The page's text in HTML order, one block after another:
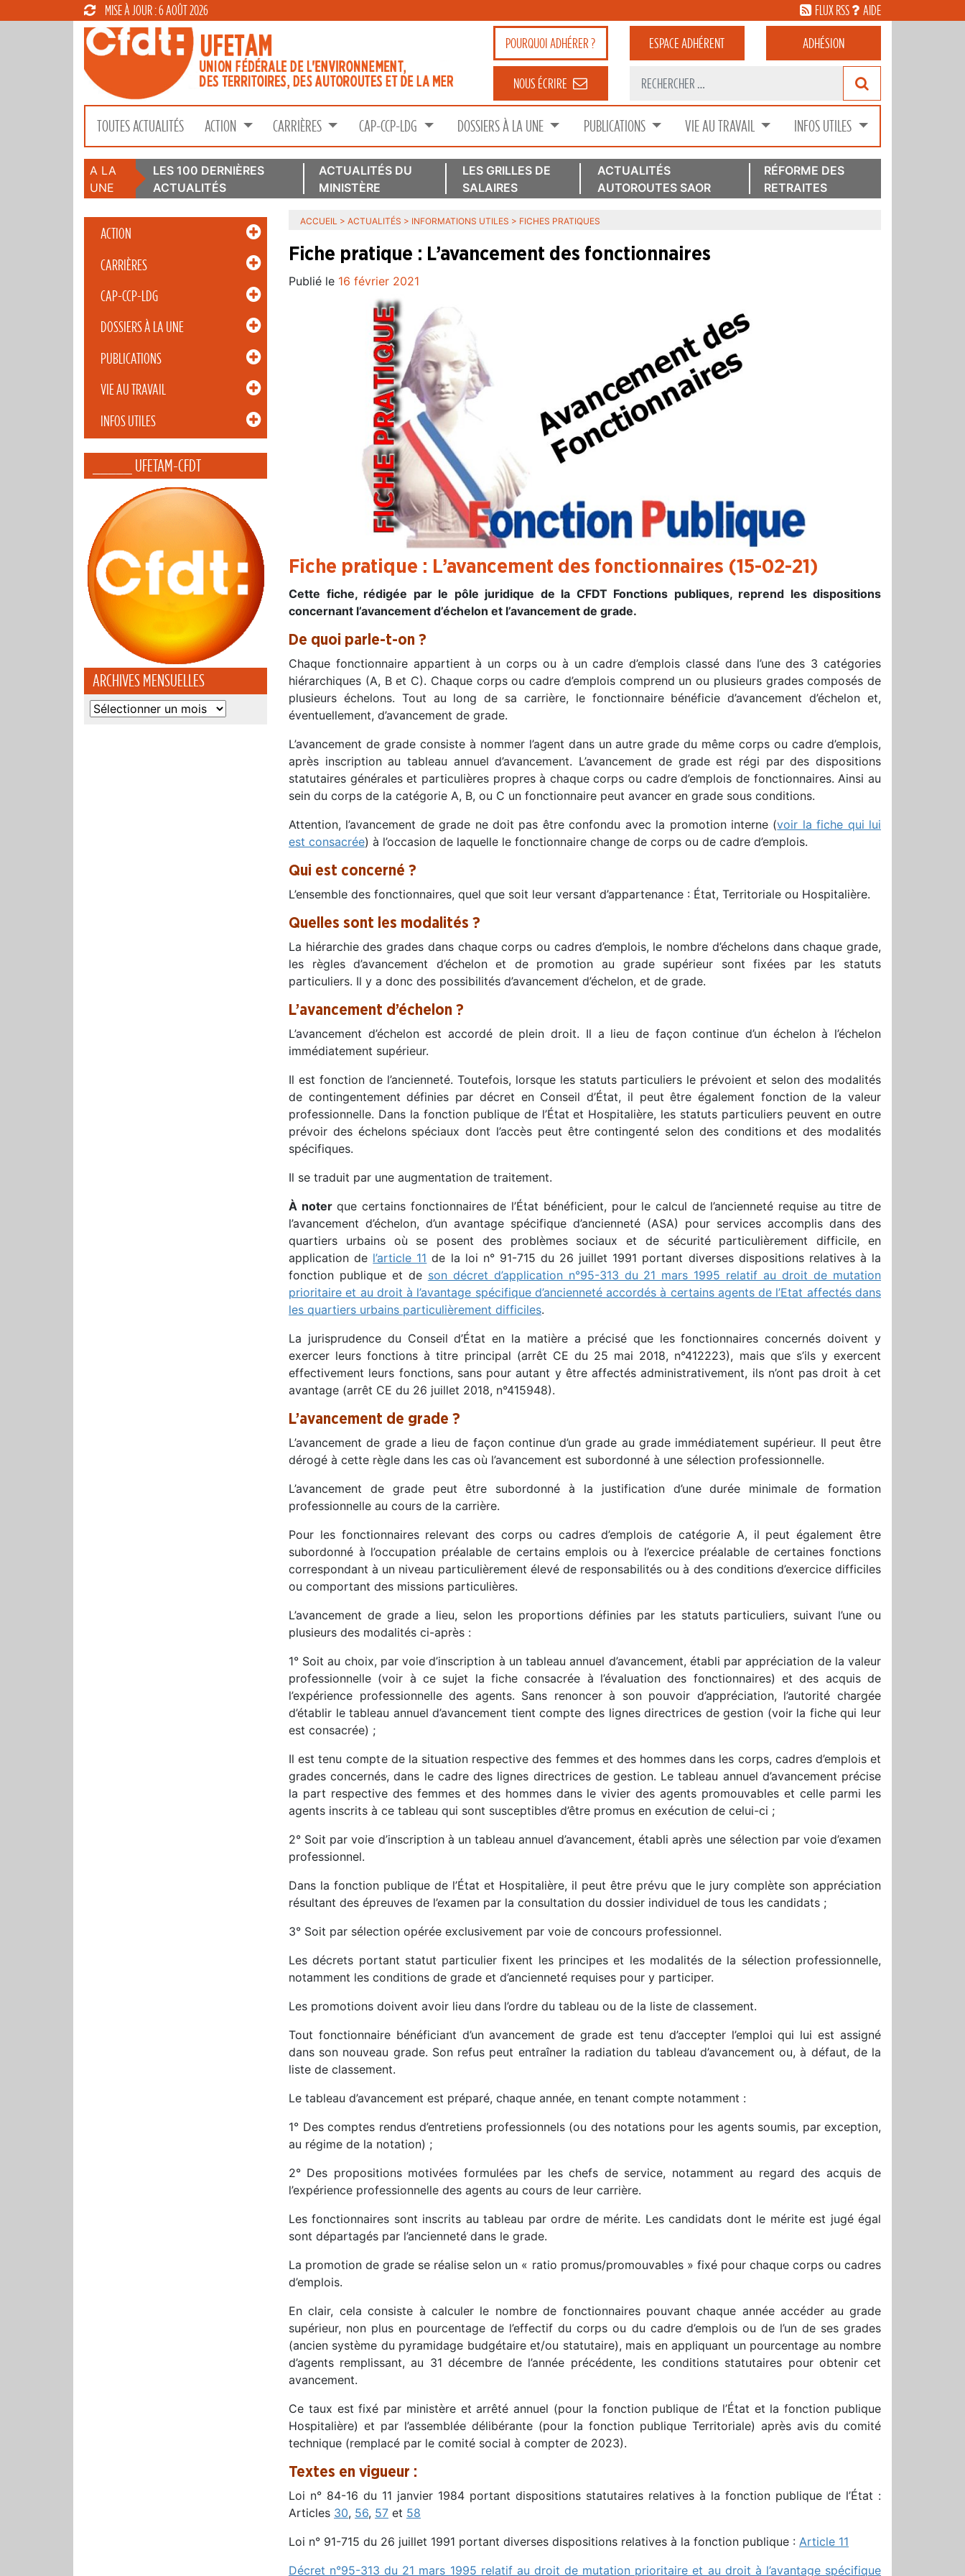
MISE À JOUR : 6 AOÛT 2026 FLUX RSS AIDE
POURQUOIADHÉRER ? ESPACEADHÉRENT ADHÉSION
NOUS ÉCRIRE
TOUTES ACTUALITÉS ACTION CARRIÈRES CAP-CCP-LDG DOSSIERS À LA UNE PUBLICATIONS VIE AU TRAVAIL INFOS UTILES
A LA
UNE
LES 100 DERNIÈRES
ACTUALITÉS
ACTUALITÉS DU
MINISTÈRE
LES GRILLES DE
SALAIRES
ACTUALITÉS
AUTOROUTES SAOR
RÉFORME DES
RETRAITES
ACTION
CARRIÈRES
CAP-CCP-LDG
DOSSIERS À LA UNE
PUBLICATIONS
VIE AU TRAVAIL
INFOS UTILES
_____ UFETAM-CFDT
ARCHIVES MENSUELLES
Archives
ACCUEIL > ACTUALITÉS > INFORMATIONS UTILES > FICHES PRATIQUES
Fiche pratique : L’avancement des fonctionnaires
Publié le 16 février 2021
Fiche pratique : L’avancement des fonctionnaires (15-02-21)
Cette fiche, rédigée par le pôle juridique de la CFDT Fonctions publiques, reprend les dispositions
concernant l’avancement d’échelon et l’avancement de grade.
De quoi parle-t-on ?
Chaque fonctionnaire appartient à un corps ou à un cadre d’emplois classé dans l’une des 3 catégories
hiérarchiques (A, B et C). Chaque corps ou cadre d’emplois comprend un ou plusieurs grades composés de
plusieurs échelons. Tout au long de sa carrière, le fonctionnaire bénéficie d’avancement d’échelon et,
éventuellement, d’avancement de grade.
L’avancement de grade consiste à nommer l’agent dans un autre grade du même corps ou cadre d’emplois,
après inscription au tableau annuel d’avancement. L’avancement de grade est régi par des dispositions
statutaires générales et particulières propres à chaque corps ou cadre d’emplois de fonctionnaires. Ainsi au
sein du corps de la catégorie A, B, ou C un fonctionnaire peut avancer en grade sous conditions.
Attention, l’avancement de grade ne doit pas être confondu avec la promotion interne (voir la fiche qui lui
est consacrée) à l’occasion de laquelle le fonctionnaire change de corps ou de cadre d’emplois.
Qui est concerné ?
L’ensemble des fonctionnaires, quel que soit leur versant d’appartenance : État, Territoriale ou Hospitalière.
Quelles sont les modalités ?
La hiérarchie des grades dans chaque corps ou cadres d’emplois, le nombre d’échelons dans chaque grade,
les règles d’avancement d’échelon et de promotion au grade supérieur sont fixées par les statuts
particuliers. Il y a donc des possibilités d’avancement d’échelon, et de grade.
L’avancement d’échelon ?
L’avancement d’échelon est accordé de plein droit. Il a lieu de façon continue d’un échelon à l’échelon
immédiatement supérieur.
Il est fonction de l’ancienneté. Toutefois, lorsque les statuts particuliers le prévoient et selon des modalités
de contingentement définies par décret en Conseil d’État, il peut être également fonction de la valeur
professionnelle. Dans la fonction publique de l’État et Hospitalière, les statuts particuliers peuvent en outre
prévoir des échelons spéciaux dont l’accès peut être contingenté selon des conditions et des modalités
spécifiques.
Il se traduit par une augmentation de traitement.
À noterque certains fonctionnaires de l’État bénéficient, pour le calcul de l’ancienneté requise au titre de
l’avancement d’échelon, d’un avantage spécifique d’ancienneté (ASA) pour services accomplis dans des
quartiers urbains où se posent des problèmes sociaux et de sécurité particulièrement difficile, en
application de l’article 11 de la loi n° 91-715 du 26 juillet 1991 portant diverses dispositions relatives à la
fonction publique et de son décret d’application n°95-313 du 21 mars 1995 relatif au droit de mutation
prioritaire et au droit à l’avantage spécifique d’ancienneté accordés à certains agents de l’Etat affectés dans
les quartiers urbains particulièrement difficiles.
La jurisprudence du Conseil d’État en la matière a précisé que les fonctionnaires concernés doivent y
exercer leurs fonctions à titre principal (arrêt CE du 25 mai 2018, n°412223), mais que s’ils y exercent
effectivement leurs fonctions, sans pour autant y être affectés administrativement, ils n’ont pas droit à cet
avantage (arrêt CE du 26 juillet 2018, n°415948).
L’avancement de grade ?
L’avancement de grade a lieu de façon continue d’un grade au grade immédiatement supérieur. Il peut être
dérogé à cette règle dans les cas où l’avancement est subordonné à une sélection professionnelle.
L’avancement de grade peut être subordonné à la justification d’une durée minimale de formation
professionnelle au cours de la carrière.
Pour les fonctionnaires relevant des corps ou cadres d’emplois de catégorie A, il peut également être
subordonné à l’occupation préalable de certains emplois ou à l’exercice préalable de certaines fonctions
correspondant à un niveau particulièrement élevé de responsabilités ou à des conditions d’exercice difficiles
ou comportant des missions particulières.
L’avancement de grade a lieu, selon les proportions définies par les statuts particuliers, suivant l’une ou
plusieurs des modalités ci-après :
1° Soit au choix, par voie d’inscription à un tableau annuel d’avancement, établi par appréciation de la valeur
professionnelle (voir à ce sujet la fiche consacrée à l’évaluation des fonctionnaires) et des acquis de
l’expérience professionnelle des agents. Sans renoncer à son pouvoir d’appréciation, l’autorité chargée
d’établir le tableau annuel d’avancement tient compte des lignes directrices de gestion (voir la fiche qui leur
est consacrée) ;
Il est tenu compte de la situation respective des femmes et des hommes dans les corps, cadres d’emplois et
grades concernés, dans le cadre des lignes directrices de gestion. Le tableau annuel d’avancement précise
la part respective des femmes et des hommes dans le vivier des agents promouvables et celle parmi les
agents inscrits à ce tableau qui sont susceptibles d’être promus en exécution de celui-ci ;
2° Soit par voie d’inscription à un tableau annuel d’avancement, établi après une sélection par voie d’examen
professionnel.
Dans la fonction publique de l’État et Hospitalière, il peut être prévu que le jury complète son appréciation
résultant des épreuves de l’examen par la consultation du dossier individuel de tous les candidats ;
3° Soit par sélection opérée exclusivement par voie de concours professionnel.
Les décrets portant statut particulier fixent les principes et les modalités de la sélection professionnelle,
notamment les conditions de grade et d’ancienneté requises pour y participer.
Les promotions doivent avoir lieu dans l’ordre du tableau ou de la liste de classement.
Tout fonctionnaire bénéficiant d’un avancement de grade est tenu d’accepter l’emploi qui lui est assigné
dans son nouveau grade. Son refus peut entraîner la radiation du tableau d’avancement ou, à défaut, de la
liste de classement.
Le tableau d’avancement est préparé, chaque année, en tenant compte notamment :
1° Des comptes rendus d’entretiens professionnels (ou des notations pour les agents soumis, par exception,
au régime de la notation) ;
2° Des propositions motivées formulées par les chefs de service, notamment au regard des acquis de
l’expérience professionnelle des agents au cours de leur carrière.
Les fonctionnaires sont inscrits au tableau par ordre de mérite. Les candidats dont le mérite est jugé égal
sont départagés par l’ancienneté dans le grade.
La promotion de grade se réalise selon un « ratio promus/promouvables » fixé pour chaque corps ou cadres
d’emplois.
En clair, cela consiste à calculer le nombre de fonctionnaires pouvant chaque année accéder au grade
supérieur, non plus en pourcentage de l’effectif du corps ou du cadre d’emplois ou de l’un de ses grades
(ancien système du pyramidage budgétaire et/ou statutaire), mais en appliquant un pourcentage au nombre
d’agents remplissant, au 31 décembre de l’année précédente, les conditions statutaires pour obtenir cet
avancement.
Ce taux est fixé par ministère et arrêté annuel (pour la fonction publique de l’État et la fonction publique
Hospitalière) et par l’assemblée délibérante (pour la fonction publique Territoriale) après avis du comité
technique (remplacé par le comité social à compter de 2023).
Textes en vigueur :
Loi n° 84-16 du 11 janvier 1984 portant dispositions statutaires relatives à la fonction publique de l’État :
Articles 30, 56, 57 et 58
Loi n° 91-715 du 26 juillet 1991 portant diverses dispositions relatives à la fonction publique : Article 11
Décret n°95-313 du 21 mars 1995 relatif au droit de mutation prioritaire et au droit à l’avantage spécifique